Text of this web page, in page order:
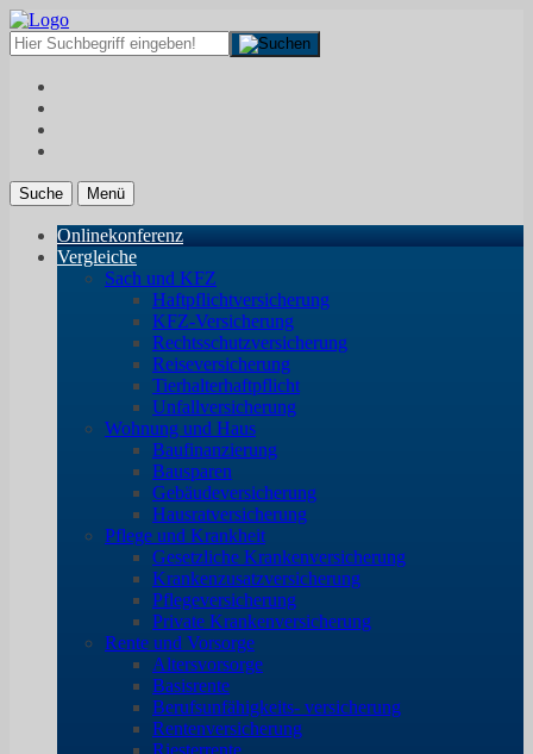
Suche Menü
Onlinekonferenz
Vergleiche
Sach und KFZ
Haftpflichtversicherung
KFZ-Versicherung
Rechtsschutzversicherung
Reiseversicherung
Tierhalterhaftpflicht
Unfallversicherung
Wohnung und Haus
Baufinanzierung
Bausparen
Gebäudeversicherung
Hausratversicherung
Pflege und Krankheit
Gesetzliche Krankenversicherung
Krankenzusatzversicherung
Pflegeversicherung
Private Krankenversicherung
Rente und Vorsorge
Altersvorsorge
Basisrente
Berufsunfähigkeits- versicherung
Rentenversicherung
Riesterrente